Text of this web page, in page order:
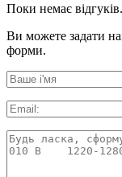
Поки немає відгуків.
Ви можете задати
форми.